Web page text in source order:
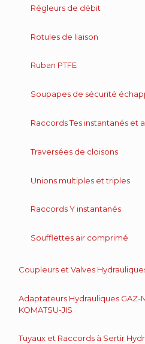
Régleurs de débit
Rotules de liaison
Ruban PTFE
Soupapes de sécurité
Raccords Tes instantanés et
Traversées de cloisons
Unions multiples et triples
Raccords Y instantanés
Soufflettes air comprimé
Coupleurs et Valves
Adaptateurs Hydrauliques GAZ-
KOMATSU-JIS
Tuyaux et Raccords à Sertir